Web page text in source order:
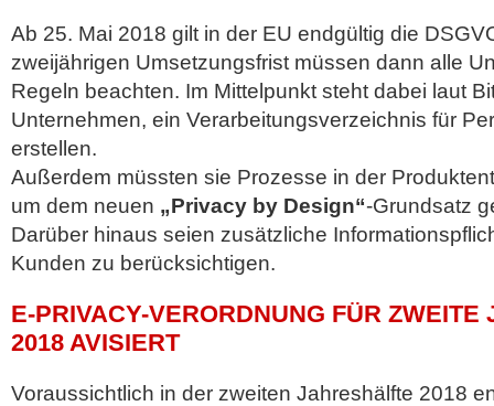
Ab 25. Mai 2018 gilt in der EU endgültig die
zweijährigen Umsetzungsfrist müssen dann alle
Regeln beachten. Im Mittelpunkt steht dabei laut
Unternehmen, ein Verarbeitungsverzeichnis für
erstellen.
Außerdem müssten sie Prozesse in der
um dem neuen „Privacy by Design“-Grundsatz
Darüber hinaus seien zusätzliche
Kunden zu berücksichtigen.
E-PRIVACY-VERORDNUNG FÜR ZWEITE
2018 AVISIERT
Voraussichtlich in der zweiten Jahreshälfte 2018